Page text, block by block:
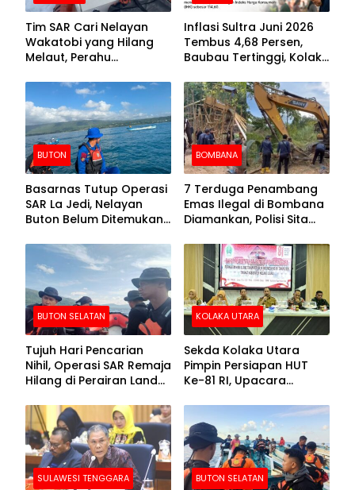
Tim SAR Cari Nelayan
Wakatobi yang Hilang
Melaut, Perahu
Kemasukan Air
Inflasi Sultra Juni 2026
Tembus 4,68 Persen,
Baubau Tertinggi, Kolaka
BUTON
Basarnas Tutup Operasi
SAR La Jedi, Nelayan
Buton Belum Ditemukan
BOMBANA
7 Terduga Penambang
Emas Ilegal di Bombana
Diamankan, Polisi Sita
Crusher
BUTON SELATAN
Tujuh Hari Pencarian
Nihil, Operasi SAR Remaja
Hilang di Perairan Lande
KOLAKA UTARA
Sekda Kolaka Utara
Pimpin Persiapan HUT
Ke-81 RI, Upacara
SULAWESI TENGGARA BUTON SELATAN